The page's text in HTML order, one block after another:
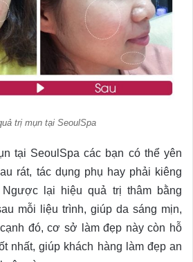
trị mụn tại SeoulSpa
tại SeoulSpa các bạn có thể yên
rát, tác dụng phụ hay phải kiêng
lại hiệu quả trị thâm bằng
mỗi liệu trình, giúp da sáng mịn,
đó, cơ sở làm đẹp này còn hỗ
nhất, giúp khách hàng làm đẹp an